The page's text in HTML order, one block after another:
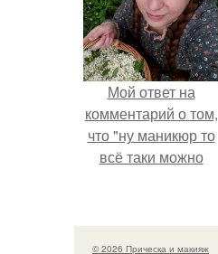
Мой ответ на
комментарий о том,
что "ну маникюр то
всё таки можно
© 2026 Прическа и макияж